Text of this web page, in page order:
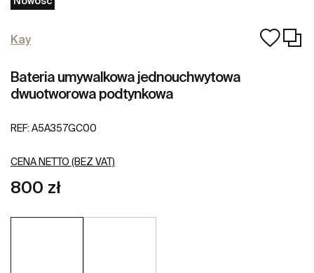
Kay
Bateria umywalkowa jednouchwytowa
dwuotworowa podtynkowa
REF: A5A357GC00
CENA NETTO (BEZ VAT)
800 zł